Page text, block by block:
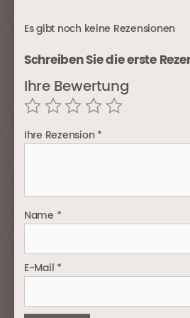
Es gibt noch keine Rezensionen
Schreiben Sie die erste
Ihre Bewertung
Ihre Rezension *
Name *
E-Mail *